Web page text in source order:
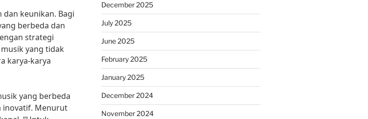
keunikan. Bagi
berbeda dan
strategi
yang tidak
karya-karya
yang berbeda
inovatif. Menurut
December 2025
July 2025
June 2025
February 2025
January 2025
December 2024
November 2024